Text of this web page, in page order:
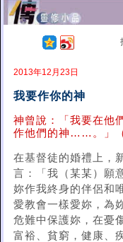
2013年12月23日
我要作你的神
神曾說：「我要在他
作他們的神……。」（
在基督徒的婚禮上，
言：「我（某某）願
妳作我終身的伴侶和
愛教會一樣愛妳，為
危難中保護妳，在憂
富裕、貧窮，健康、